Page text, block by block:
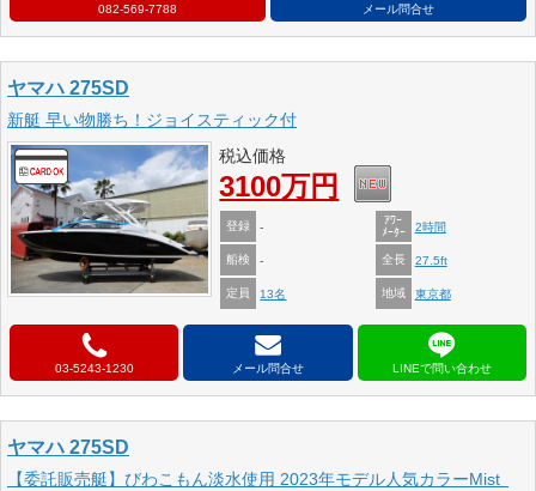
082-569-7788 メール問合せ
ヤマハ 275SD
新艇 早い物勝ち！ジョイスティック付
税込価格
3100万円
登録 -
ｱﾜｰ
ﾒｰﾀｰ
2時間
船検 - 全長 27.5ft
定員 13名 地域 東京都
03-5243-1230 メール問合せ
ヤマハ 275SD
【委託販売艇】びわこもん淡水使用 2023年モデル人気カラーMist